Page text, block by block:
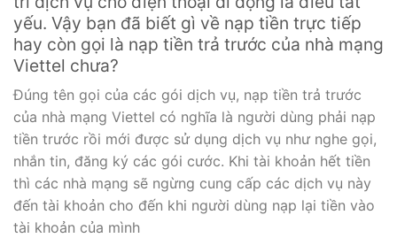
yếu. Vậy bạn đã biết gì về nạp tiền trực tiếp
hay còn gọi là nạp tiền trả trước của nhà mạng
Viettel chưa?
Đúng tên gọi của các gói dịch vụ, nạp tiền trả trước
của nhà mạng Viettel có nghĩa là người dùng phải nạp
tiền trước rồi mới được sử dụng dịch vụ như nghe gọi,
nhắn tin, đăng ký các gói cước. Khi tài khoản hết tiền
thì các nhà mạng sẽ ngừng cung cấp các dịch vụ này
đến tài khoản cho đến khi người dùng nạp lại tiền vào
tài khoản của mình